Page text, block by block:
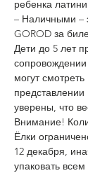
ребенка
– Наличными –
GOROD за
Дети до 5 лет
могут смотреть
уверены, что
Внимание!
Ёлки
12 декабря,
упаковать